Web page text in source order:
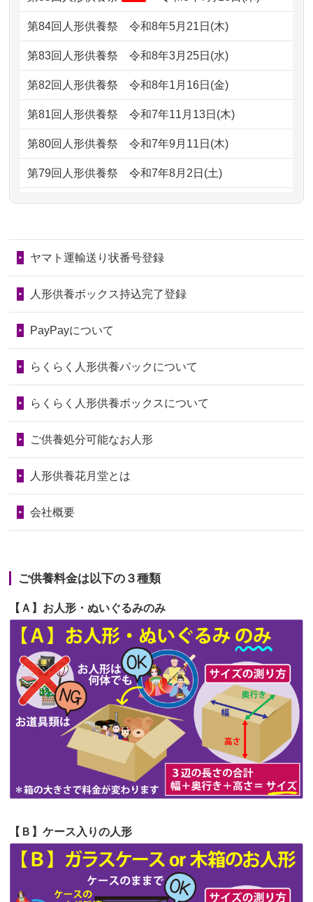
2026/07/05しっかりとお人形たちの供養をしてい
ただけると...
2026/06/30 長年大事にしてきた雛人形です、供養
していただ...
2026/06/29ガラスケースのまま引き取ってくださ
子どもの頃、妹と一緒にお雛様を出し
ました。お...
ので、お願...
2026/06/28以前和人形やぬいぐるみを供養いただ
いたことが...
の回りの物...
2026/06/28人形たちに これまで本当にありがとう
2026/06/24今は亡き両親が孫（私の子供）の初節
句に贈って...
2026/06/23ありがとうね
の祖父母か...
2026/06/20
雛人形をお道具も含め一式で引き取っ
てくださる...
2026/06/19
インターネット検索でホームページを
見つけまし...
2024/01/13会社のようですが、きちんと供養して
供養が終わったお人形以外はどうして
るのですか？
しょうか？
2024/01/04ガラスケースは外しても良いですか？
第84回人形供養祭令和8年5月21日(木)
第83回人形供養祭令和8年3月25日(水)
第82回人形供養祭令和8年1月16日(金)
第81回人形供養祭令和7年11月13日(木)
第80回人形供養祭令和7年9月11日(木)
第79回人形供養祭令和7年8月2日(土)
第78回人形供養祭令和7年6月20日(金)
第76回人形供養祭令和7年2月28日(金)
第75回人形供養祭令和7年1月17日(金)
第73回人形供養祭令和6年10月17日(木)
第71回人形供養祭令和6年8月1日(木)
第70回人形供養祭令和6年6月21日(金)
第68回人形供養祭令和6年3月22日(金)
第65回人形供養祭令和5年11月09日(木)
第64回人形供養祭令和5年9月21日(木)
第63回人形供養祭 令和5年8月1日(火)
第62回人形供養祭令和5年6月21日(水)
第61回人形供養祭 令和5年5月19日(金)
第60回人形供養祭令和5年3月28日(火)
第59回人形供養祭 令和5年2月10日(金)
第58回人形供養祭令和5年12月21日(水)
第56回人形供養祭 令和4年10月19日(水)
第55回人形供養祭令和4年9月8日(木)
ヤマト運輸送り状番号登録
人形供養ボックス持込完了登録
PayPayについて
らくらく人形供養パックについて
らくらく人形供養ボックスについて
ご供養処分可能なお人形
人形供養花月堂とは
会社概要
ご供養料金は以下の３種類
【Ａ】お人形・ぬいぐるみのみ
【Ｂ】ケース入りの人形